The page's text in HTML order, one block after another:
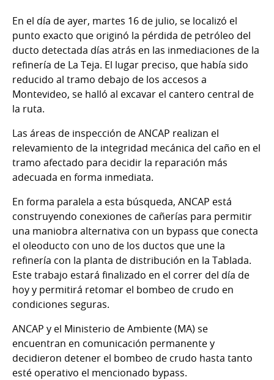
En el día de ayer, martes 16 de julio, se localizó el
punto exacto que originó la pérdida de petróleo del
ducto detectada días atrás en las inmediaciones de la
refinería de La Teja. El lugar preciso, que había sido
reducido al tramo debajo de los accesos a
Montevideo, se halló al excavar el cantero central de
la ruta.
Las áreas de inspección de ANCAP realizan el
relevamiento de la integridad mecánica del caño en el
tramo afectado para decidir la reparación más
adecuada en forma inmediata.
En forma paralela a esta búsqueda, ANCAP está
construyendo conexiones de cañerías para permitir
una maniobra alternativa con un bypass que conecta
el oleoducto con uno de los ductos que une la
refinería con la planta de distribución en la Tablada.
Este trabajo estará finalizado en el correr del día de
hoy y permitirá retomar el bombeo de crudo en
condiciones seguras.
ANCAP y el Ministerio de Ambiente (MA) se
encuentran en comunicación permanente y
decidieron detener el bombeo de crudo hasta tanto
esté operativo el mencionado bypass.